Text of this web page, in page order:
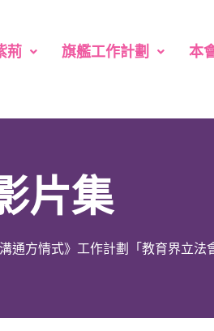
荊 旗艦工作計劃 本
片集
通方情式》工作計劃「教育界立法